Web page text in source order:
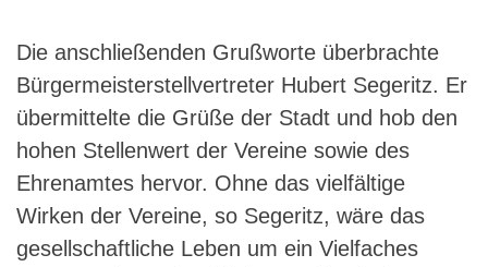
Die anschließenden Grußworte überbrachte
Bürgermeisterstellvertreter Hubert Segeritz. Er
übermittelte die Grüße der Stadt und hob den
hohen Stellenwert der Vereine sowie des
Ehrenamtes hervor. Ohne das vielfältige
Wirken der Vereine, so Segeritz, wäre das
gesellschaftliche Leben um ein Vielfaches